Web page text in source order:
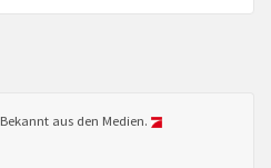
aus den Medien.